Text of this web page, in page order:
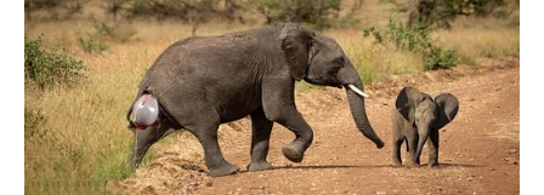
Όλα τα κείμενα και οι εικόνες είναι πνευματική ιδιοκτησία του
ΝΙΚΟΛΑΟΣ ΑΝΑΞΙΜΑΝΔΡΟΣ. Aπαγορεύεται η αναπαραγωγή, η